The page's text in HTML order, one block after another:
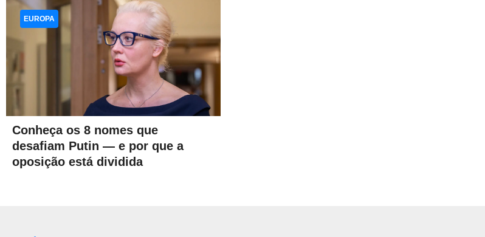
Conheça os 8 nomes que
desafiam Putin — e por que a
oposição está dividida
EUROPA